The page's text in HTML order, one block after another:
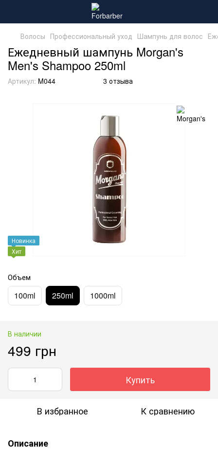
Волосы Профессиональный уход Шампунь для волос
Ежедневный шампунь Morgan's
Men's Shampoo 250ml
Артикул: M044 3 отзыва
Новинка
Хит
Объем
100ml 250ml 1000ml
В наличии
499 грн
Купить
В избранное К сравнению
Описание